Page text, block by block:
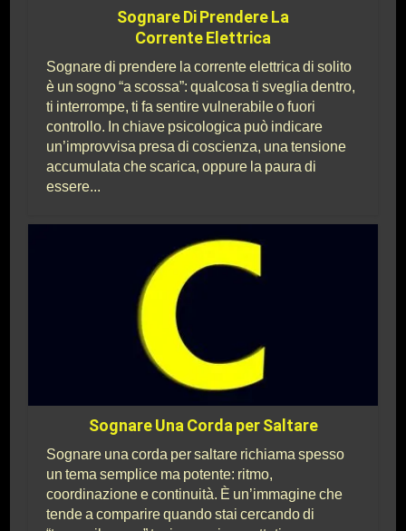
Sognare Di Prendere La
Corrente Elettrica
Sognare di prendere la corrente elettrica di solito
è un sogno “a scossa”: qualcosa ti sveglia dentro,
ti interrompe, ti fa sentire vulnerabile o fuori
controllo. In chiave psicologica può indicare
un’improvvisa presa di coscienza, una tensione
accumulata che scarica, oppure la paura di
essere...
Sognare Una Corda per Saltare
Sognare una corda per saltare richiama spesso
un tema semplice ma potente: ritmo,
coordinazione e continuità. È un’immagine che
tende a comparire quando stai cercando di